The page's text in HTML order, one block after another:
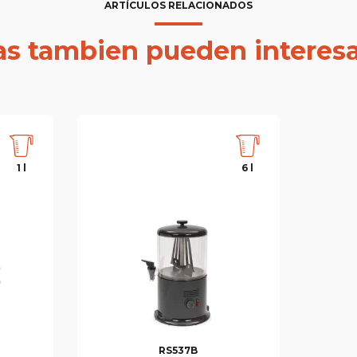
ARTÍCULOS RELACIONADOS
tambien pueden
1 l 6 l
RS537B